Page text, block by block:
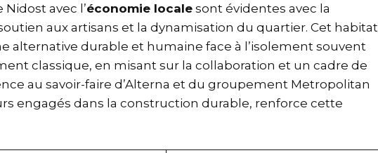
avec l’économie locale sont évidentes avec la
aux artisans et la dynamisation du quartier. Cet habitat
alternative durable et humaine face à l’isolement souvent
classique, en misant sur la collaboration et un cadre de
au savoir-faire d’Alterna et du groupement Metropolitan
engagés dans la construction durable, renforce cette